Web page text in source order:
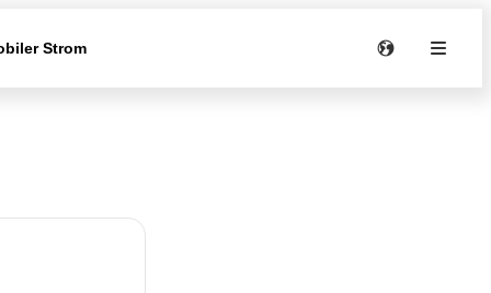
Strom